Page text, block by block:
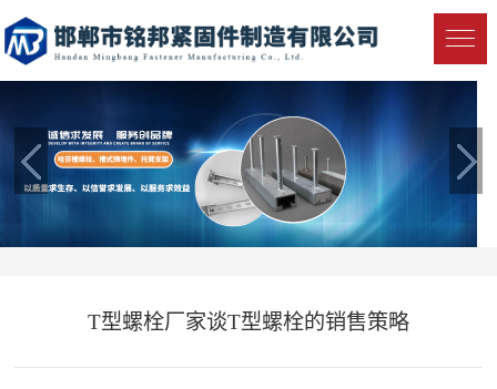
T型螺栓厂家谈T型螺栓的销售策略